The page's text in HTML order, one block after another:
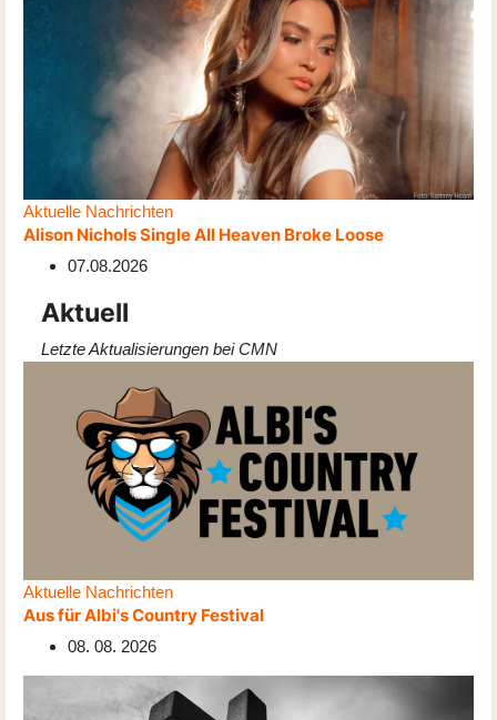
Aktuelle Nachrichten
Alison Nichols Single All Heaven Broke Loose
07.08.2026
Aktuell
Letzte Aktualisierungen bei CMN
Aktuelle Nachrichten
Aus für Albi's Country Festival
08. 08. 2026